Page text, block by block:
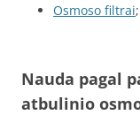
Osmoso filtrai;
Nauda pagal
atbulinio